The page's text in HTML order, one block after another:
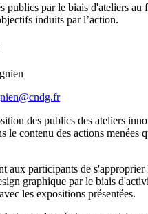
publics par le biais d'ateliers au
induits par l’action.
des publics des ateliers
le contenu des actions menées
aux participants de s'approprier
graphique par le biais
les expositions présentées.